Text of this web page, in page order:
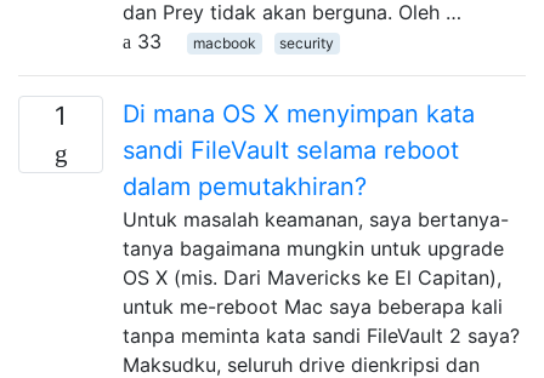
dan Prey tidak akan berguna. Oleh …
33
macbook security
1
Di mana OS X menyimpan kata
sandi FileVault selama reboot
dalam pemutakhiran?
Untuk masalah keamanan, saya bertanya-
tanya bagaimana mungkin untuk upgrade
OS X (mis. Dari Mavericks ke El Capitan),
untuk me-reboot Mac saya beberapa kali
tanpa meminta kata sandi FileVault 2 saya?
Maksudku, seluruh drive dienkripsi dan